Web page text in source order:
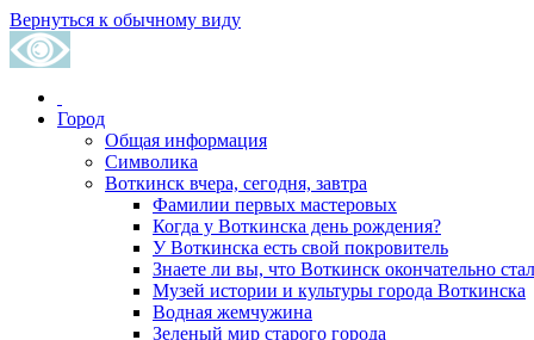
Вернуться к обычному виду
Город
Общая информация
Символика
Воткинск вчера, сегодня, завтра
Фамилии первых мастеровых
Когда у Воткинска день рождения?
У Воткинска есть свой покровитель
Знаете ли вы, что Воткинск окончательно
Музей истории и культуры города Воткинска
Водная жемчужина
Зеленый мир старого города